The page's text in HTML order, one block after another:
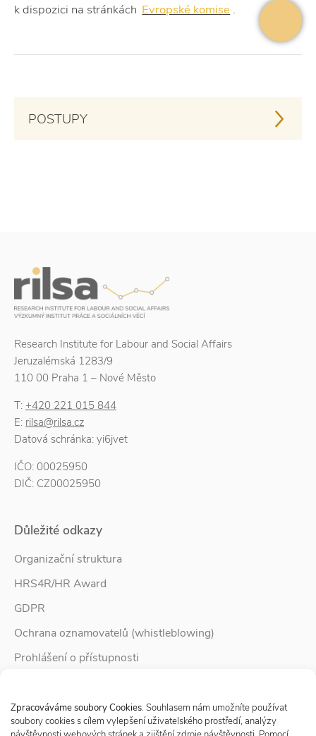
Zpracováváme soubory Cookies. Souhlasem nám umožníte používat
soubory cookies s cílem vylepšení uživatelského prostředí, analýzy
k dispozici na stránkách Evropské komise .
POSTUPY
Research Institute for Labour and Social Affairs
Jeruzalémská 1283/9
110 00 Praha 1 – Nové Město
T: +420 221 015 844
E: rilsa@rilsa.cz
Datová schránka: yi6jvet
IČO: 00025950
DIČ: CZ00025950
Důležité odkazy
Organizační struktura
HRS4R/HR Award
GDPR
Ochrana oznamovatelů (whistleblowing)
Prohlášení o přístupnosti
Zpravodaj Rodina